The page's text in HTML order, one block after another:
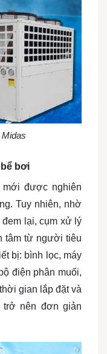
bơi
được nghiên
Tuy nhiên, nhờ
lại, cụm xử lý
tâm từ người tiêu
bị: bình lọc, máy
điện phân muối,
gian lắp đặt và
trở nên đơn giản